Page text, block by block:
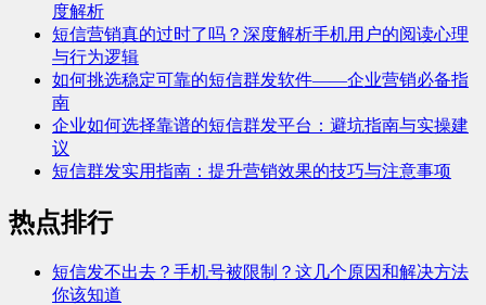
度解析
短信营销真的过时了吗？深度解析手机用户的阅读心理
与行为逻辑
如何挑选稳定可靠的短信群发软件——企业营销必备指
南
企业如何选择靠谱的短信群发平台：避坑指南与实操建
议
短信群发实用指南：提升营销效果的技巧与注意事项
热点排行
短信发不出去？手机号被限制？这几个原因和解决方法
你该知道